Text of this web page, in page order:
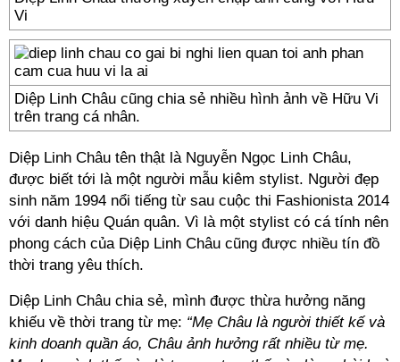
Vi
Diệp Linh Châu cũng chia sẻ nhiều hình ảnh về Hữu Vi
trên trang cá nhân.
Diệp Linh Châu tên thật là Nguyễn Ngọc Linh Châu,
được biết tới là một người mẫu kiêm stylist. Người đẹp
sinh năm 1994 nổi tiếng từ sau cuộc thi Fashionista 2014
với danh hiệu Quán quân. Vì là một stylist có cá tính nên
phong cách của Diệp Linh Châu cũng được nhiều tín đồ
thời trang yêu thích.
Diệp Linh Châu chia sẻ, mình được thừa hưởng năng
khiếu về thời trang từ mẹ: “Mẹ Châu là người thiết kế và
kinh doanh quần áo, Châu ảnh hưởng rất nhiều từ mẹ.